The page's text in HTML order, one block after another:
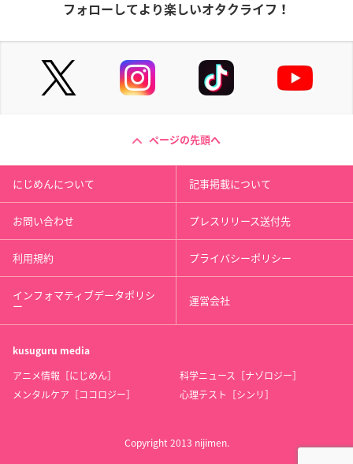
フォローしてより楽しいオタクライフ！
ページの先頭へ
にじめんについて 記事掲載について
お問い合わせ プレスリリース送付先
利用規約 プライバシーポリシー
インフォマティブデータポリシ
ー 運営会社
kusuguru media
アニメ情報［にじめん］
科学ニュース［ナゾロジー］
メンタルケア［ココロジー］
心理テスト［シンリ］
Copyright 2013 nijimen.